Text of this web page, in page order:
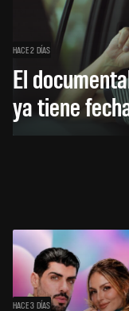
HACE 2 DÍAS
El
ya tiene
HACE 3 DÍAS